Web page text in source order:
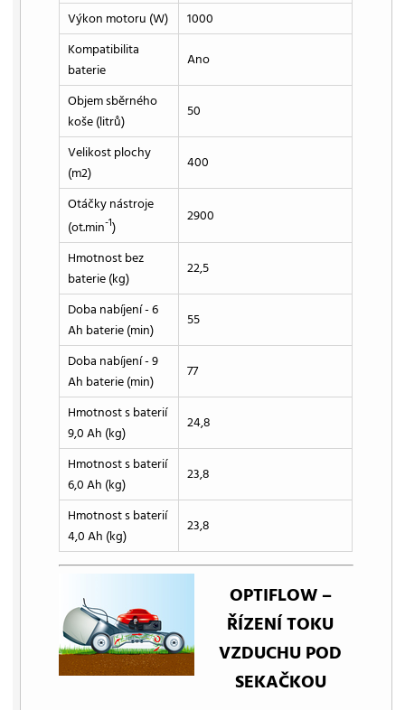
Výkon motoru (W)
1000
Kompatibilita
baterie
Ano
Objem sběrného
koše (litrů)
50
Velikost plochy
(m2)
400
Otáčky nástroje
(ot.min-1)
2900
Hmotnost bez
baterie (kg)
22,5
Doba nabíjení - 6
Ah baterie (min)
55
Doba nabíjení - 9
Ah baterie (min)
77
Hmotnost s baterií
9,0 Ah (kg)
24,8
Hmotnost s baterií
6,0 Ah (kg)
23,8
Hmotnost s baterií
4,0 Ah (kg)
23,8
OPTIFLOW –
ŘÍZENÍ TOKU
VZDUCHU POD
SEKAČKOU